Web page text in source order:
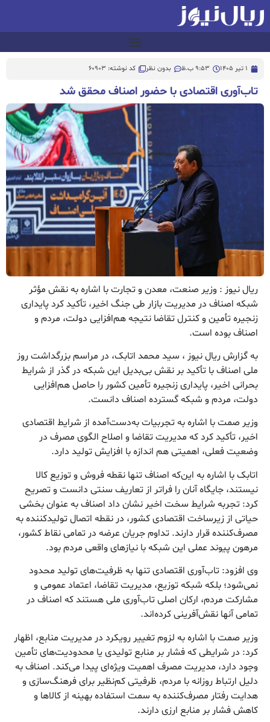
1 تیر 1405 9:53 ب.ظ بدون نظر کد نوشته: 60903
تاب‌آوری اقتصادی با حضور اصناف محقق شد
ریال نیوز : وزیر صنعت، معدن و تجارت با اشاره به نقش مؤثر
شبکه اصناف در مدیریت بازار طی جنگ اخیر، تأکید کرد پایداری
زنجیره تأمین و کنترل تقاضا نتیجه هم‌افزایی دولت، مردم و
اصناف بوده است.
به گزارش ریال نیوز ، سید محمد اتابک، در مراسم بزرگداشت روز
ملی اصناف با تأکید بر نقش بی‌بدیل این شبکه در گذر از شرایط
بحرانی اخیر، پایداری زنجیره تأمین کشور را حاصل هم‌افزایی
دولت، مردم و شبکه گسترده اصناف دانست.
وزیر صمت با اشاره به تجربیات به‌دست‌آمده از شرایط اقتصادی
اخیر، تأکید کرد که مدیریت تقاضا و اصلاح الگوی مصرف در
وضعیت فعلی، اهمیتی هم‌ اندازه با افزایش تولید دارد.
اتابک با اشاره به این‌که اصناف تنها نقطه فروش و توزیع کالا
نیستند، جایگاه آنان را فراتر از تعاریف سنتی دانست و تصریح
کرد: تجربه شرایط سخت اخیر نشان داد اصناف به عنوان بخشی
حیاتی از زیرساخت اقتصادی کشور، در نقطه اتصال تولیدکننده به
مصرف‌کننده قرار دارند. تداوم جریان عرضه در تمامی نقاط کشور،
مرهون پیوند عملی این شبکه با نیاز‌های واقعی مردم بود.
وی افزود: تاب‌آوری اقتصادی تنها به ظرفیت‌های تولید محدود
نمی‌شود؛ بلکه شبکه توزیع، مدیریت تقاضا، اعتماد عمومی و
مشارکت مردم، ارکان اصلی تاب‌آوری ملی هستند که اصناف در
تمامی آنها نقش‌آفرینی کرده‌اند.
وزیر صمت با اشاره به لزوم تغییر رویکرد در مدیریت منابع، اظهار
کرد: در شرایطی که فشار بر منابع تولیدی یا محدودیت‌های تأمین
وجود دارد، مدیریت مصرف اهمیت ویژه‌ای پیدا می‌کند. اصناف به
دلیل ارتباط روزانه با مردم، ظرفیتی کم‌نظیر برای فرهنگ‌سازی و
هدایت رفتار مصرف‌کننده به سمت استفاده بهینه از کالا‌ها و
کاهش فشار بر منابع ارزی دارند.